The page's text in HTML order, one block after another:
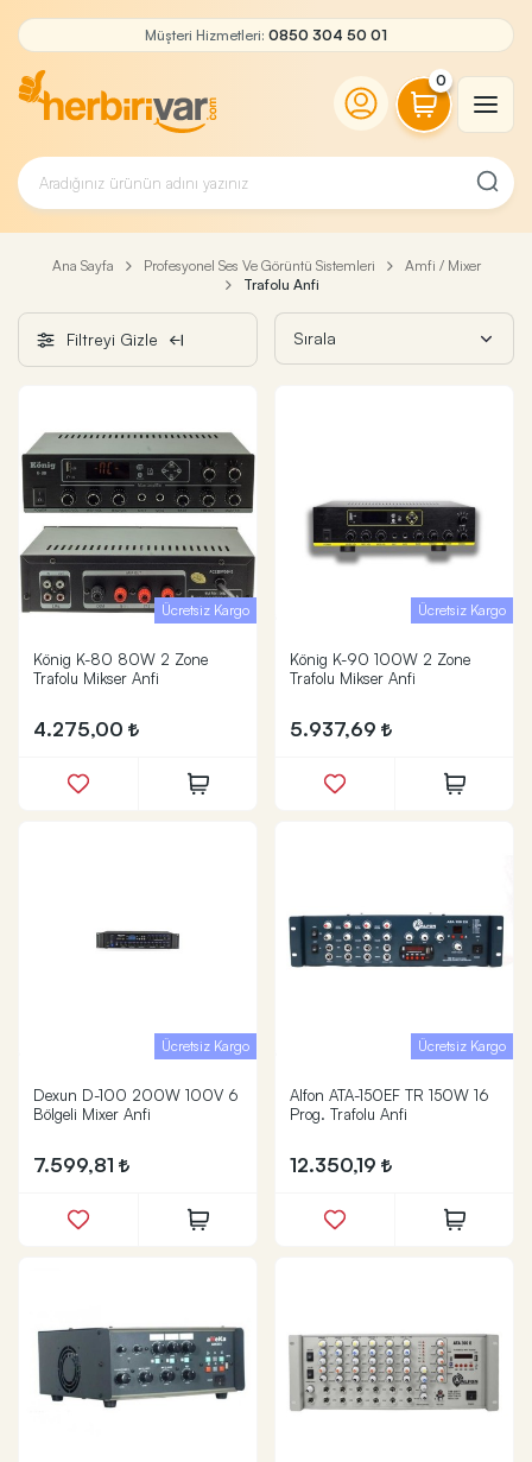
Müşteri Hizmetleri: 0850 304 50 01
0
Ana Sayfa Profesyonel Ses Ve Görüntü Sistemleri
Amfi / Mixer
Trafolu Anfi
Filtreyi Gizle
Ücretsiz Kargo
König K-80 80W 2 Zone
Trafolu Mikser Anfi
4.275,00
Ücretsiz Kargo
König K-90 100W 2 Zone
Trafolu Mikser Anfi
5.937,69
Ücretsiz Kargo
Dexun D-100 200W 100V 6
Bölgeli Mixer Anfi
7.599,81
Ücretsiz Kargo
Alfon ATA-150EF TR 150W 16
Prog. Trafolu Anfi
12.350,19